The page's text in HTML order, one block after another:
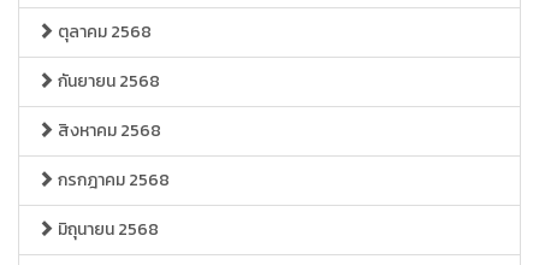
ตุลาคม 2568
กันยายน 2568
สิงหาคม 2568
กรกฎาคม 2568
มิถุนายน 2568